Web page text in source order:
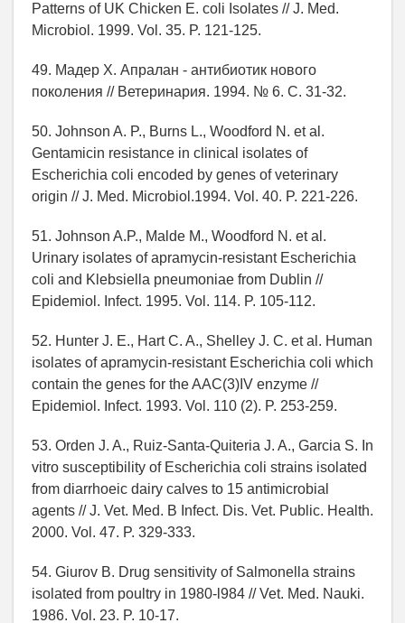
Patterns of UK Chicken E. coli Isolates // J. Med.
Microbiol. 1999. Vol. 35. P. 121-125.
49. Мадер Х. Апралан - антибиотик нового
поколения // Ветеринария. 1994. № 6. С. 31-32.
50. Johnson A. P., Burns L., Woodford N. et al.
Gentamicin resistance in clinical isolates of
Escherichia coli encoded by genes of veterinary
origin // J. Med. Microbiol.1994. Vol. 40. P. 221-226.
51. Johnson A.P., Malde M., Woodford N. et al.
Urinary isolates of apramycin-resistant Escherichia
coli and Klebsiella pneumoniae from Dublin //
Epidemiol. Infect. 1995. Vol. 114. P. 105-112.
52. Hunter J. E., Hart C. A., Shelley J. С. et al. Human
isolates of apramycin-resistant Escherichia coli which
contain the genes for the AAC(3)IV enzyme //
Epidemiol. Infect. 1993. Vol. 110 (2). P. 253-259.
53. Orden J. A., Ruiz-Santa-Quiteria J. A., Garcia S. In
vitro susceptibility of Escherichia coli strains isolated
from diarrhoeic dairy calves to 15 antimicrobial
agents // J. Vet. Med. В Infect. Dis. Vet. Public. Health.
2000. Vol. 47. P. 329-333.
54. Giurov B. Drug sensitivity of Salmonella strains
isolated from poultry in 1980-l984 // Vet. Med. Nauki.
1986. Vol. 23. P. 10-17.